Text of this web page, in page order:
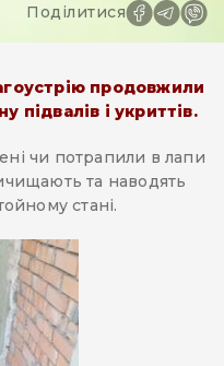
Поділитися
продовжили
підвалів і укриттів.
чи потрапили в лапи
та наводять
стані.